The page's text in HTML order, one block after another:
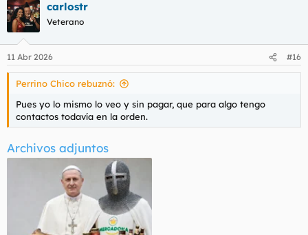
carlostr
Veterano
11 Abr 2026 #16
Perrino Chico rebuznó:
Pues yo lo mismo lo veo y sin pagar, que para algo tengo
contactos todavía en la orden.
Archivos adjuntos